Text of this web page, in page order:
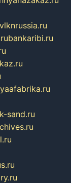
vlknrussia.ru
bankaribi.ru
sand.ru